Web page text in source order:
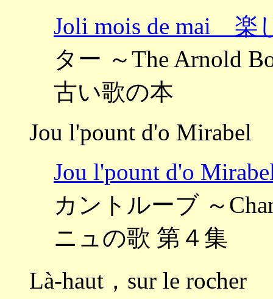
Joli mois de mai
ター ～The Arnold
古い歌の本
Jou l'pount d'o Mirabel
Jou l'pount d'o
カントルーブ ～
ニュの歌 第４集
Là-haut，sur le rocher